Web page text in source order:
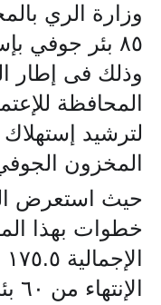
وزارة الري
٨٥ بئر جوفي
وذلك فى إطار
المحافظة
لترشيد
المخزون
حيث استعرض
خطوات بهذا